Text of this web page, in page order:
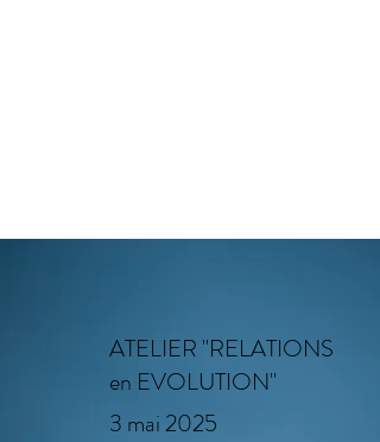
ATELIER "RELATIONS
en EVOLUTION"
3 mai 2025